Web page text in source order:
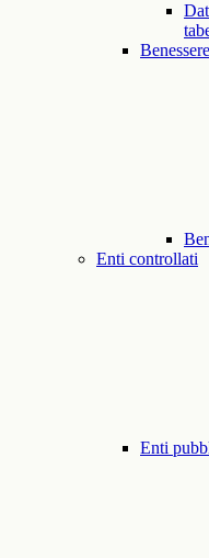
Enti controllati
Enti